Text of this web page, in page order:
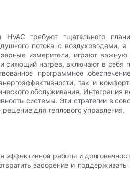
требуют тщательного
потока с
измерители, играют
нагрев, включают в себя
программное
так и
обслуживания. Интеграция
системы. Эти стратегии в
для теплового управления.
работы и
засорение и